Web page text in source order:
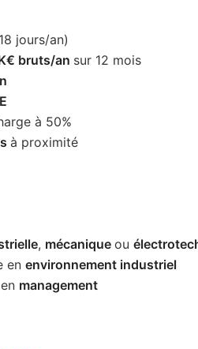
jours/an)
bruts/an sur 12 mois
à 50%
à proximité
, mécanique ou
en environnement industriel
management